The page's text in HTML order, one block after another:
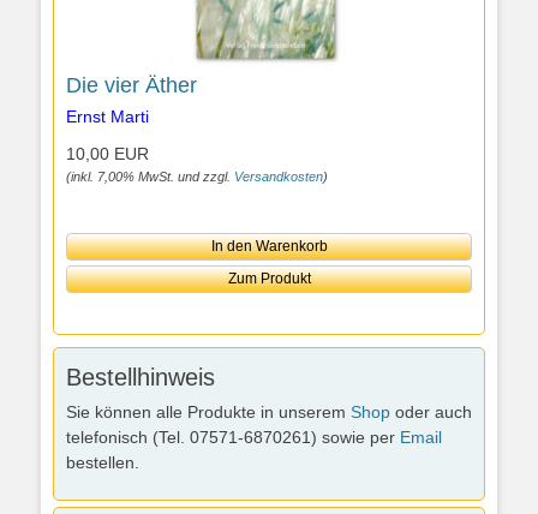
Die vier Äther
Ernst Marti
10,00 EUR
(inkl. 7,00% MwSt. und zzgl. Versandkosten)
In den Warenkorb
Zum Produkt
Bestellhinweis
Sie können alle Produkte in unserem Shop oder auch
telefonisch (Tel. 07571-6870261) sowie per Email
bestellen.